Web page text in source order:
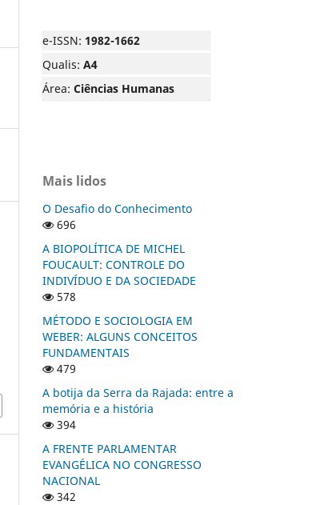
e-ISSN: 1982-1662
Qualis: A4
Área: Ciências Humanas
Mais lidos
O Desafio do Conhecimento
696
A BIOPOLÍTICA DE MICHEL
FOUCAULT: CONTROLE DO
INDIVÍDUO E DA SOCIEDADE
578
MÉTODO E SOCIOLOGIA EM
WEBER: ALGUNS CONCEITOS
FUNDAMENTAIS
479
A botija da Serra da Rajada: entre a
memória e a história
394
A FRENTE PARLAMENTAR
EVANGÉLICA NO CONGRESSO
NACIONAL
342